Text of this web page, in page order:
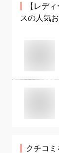
【レディ
スの人気
クチコミ